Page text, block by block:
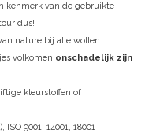
kenmerk van de gebruikte
dus!
nature bij alle wollen
volkomen onschadelijk zijn
kleurstoffen of
9001, 14001, 18001